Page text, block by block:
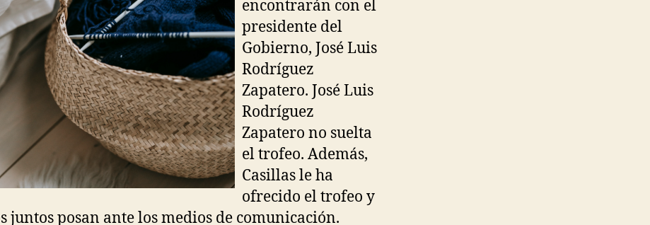
encontrarán con el
presidente del
Gobierno, José Luis
Rodríguez
Zapatero. José Luis
Rodríguez
Zapatero no suelta
el trofeo. Además,
Casillas le ha
ofrecido el trofeo y
juntos posan ante los medios de comunicación.